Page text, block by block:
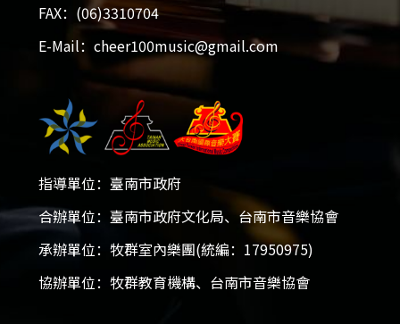
2026大台南國際音樂大賽
2025-12-05 - 2026-01-18
開放報名！
FAX：(06)3310704
E-Mail：cheer100music@gmail.com
指導單位：臺南市政府
合辦單位：臺南市政府文化局、台南市音樂協會
承辦單位：牧群室內樂團(統編：17950975)
協辦單位：牧群教育機構、台南市音樂協會